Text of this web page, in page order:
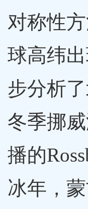
对称性
球高纬
步分析
冬季挪
播的
冰年，